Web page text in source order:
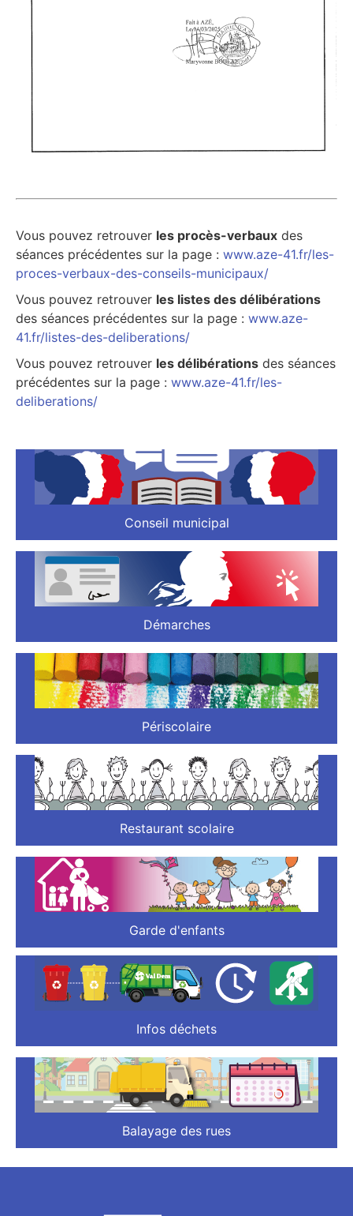
Vous pouvez retrouver les procès-verbaux des
séances précédentes sur la page : www.aze-41.fr/les-
proces-verbaux-des-conseils-municipaux/
Vous pouvez retrouver les listes des délibérations
des séances précédentes sur la page : www.aze-
41.fr/listes-des-deliberations/
Vous pouvez retrouver les délibérations des séances
précédentes sur la page : www.aze-41.fr/les-
deliberations/
Conseil municipal
Démarches
Périscolaire
Restaurant scolaire
Garde d'enfants
Infos déchets
Balayage des rues